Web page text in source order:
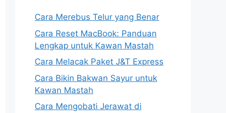
Cara Merebus Telur yang Benar
Cara Reset MacBook: Panduan
Lengkap untuk Kawan Mastah
Cara Melacak Paket J&T Express
Cara Bikin Bakwan Sayur untuk
Kawan Mastah
Cara Mengobati Jerawat di